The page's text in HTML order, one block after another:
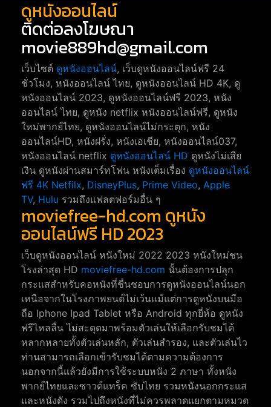
ดูหนังออนไลน์
ติดต่อลงโฆษณา
movie889hd@gmail.com
เว็บไซต์ ดูหนังออนไลน์, เว็บดูหนังออนไลน์ฟรี 24
ชั่วโมง, หนังออนไลน์ ไทย, ดูหนังออนไลน์ HD 4K, ดู
หนังออนไลน์ 2023, ดูหนังออนไลน์ฟรี 2023, หนัง
ออนไลน์ ไทย, ดูหนัง netflix หนังออนไลน์ฟรี, ดูหนัง
ใหม่พากย์ไทย, ดูหนังออนไลน์ไม่กระตุก, หนัง
ออนไลน์HD, หนังฝรั่ง, หนังเอเชีย, หนังออนไลน์037,
หนังออนไลน์ netflix ดูหนังออนไลน์ HD ดูหนังไม่เสีย
เงิน ดูหนังผ่านสมาร์ทโฟน หนังเต็มเรื่อง ดูหนังออนไลน์
ฟรี 4K Netfilx, DisneyPlus, Prime Video, Apple
TV, Hulu รวมถึงแฟลตฟอร์มอื่น ๆ
moviefree-hd.com ดูหนัง
ออนไลน์ฟรี HD 2023
เว็บดูหนังออนไลน์ หนังใหม่ 2022 2023 หนังใหม่ชน
โรงล่าสุด HD moviefree-hd.com นั้นต้องการปลุก
กระแสสำหรับคอหนังที่ชื่นชอบการดูหนังออนไลน์นอก
เหนือจากในโรงภาพยนต์ไม่เว้นแม้แต่การดูหนังบนมือ
ถือ Iphone Ipad Tablet หรือ Android ทุกยี่ห้อ ดูหนัง
ฟรีไหลลื่น ไม่สะดุดมาพร้อมตัวเล่นให้เลือกรับชมได้
หลากหลายทั้งตัวเล่นหลัก, ตัวเล่นสำรอง, และตัวเล่นไว
ท่านสามารถเลือกเข้ารับชมได้ตามความต้องการ
นอกจากนี้แล้วยังมีการใช้ระบบหนัง 2 ภาษา ทั้งหนัง
พากย์ไทยและซาวด์แทร็ค ซับไทย รวมหนังนอกกระแส
และหนังดัง รวมไปถึงหนังที่ไม่ควรพลาดแยกตามหมวด